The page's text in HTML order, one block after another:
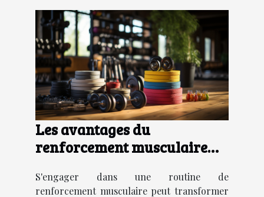
Les avantages du
renforcement musculaire
S'engager dans une routine de
renforcement musculaire peut transformer